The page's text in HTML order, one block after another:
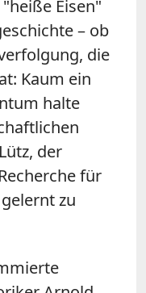
Eisen"
– ob
die
Kaum ein
halte
der
für
zu